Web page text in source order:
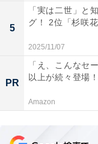
5
「実は二世」と
グ！ 2位「杉咲
2025/11/07
PR
「え、こんなセ
以上が続々登場
Amazon